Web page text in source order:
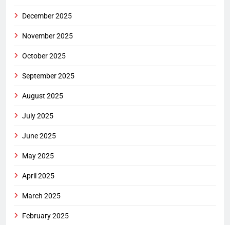
December 2025
November 2025
October 2025
September 2025
August 2025
July 2025
June 2025
May 2025
April 2025
March 2025
February 2025